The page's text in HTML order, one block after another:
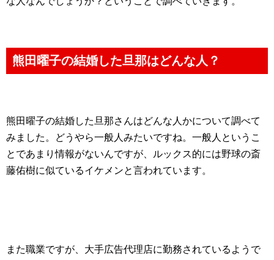
熊田曜子の結婚した旦那はどんな人？
熊田曜子の結婚した旦那さんはどんな人かについて調べて
みました。どうやら一般人みたいですね。一般人というこ
とであまり情報がないんですが、ルックス的には野球の斎
藤佑樹に似ているイケメンと言われています。
また職業ですが、大手広告代理店に勤務されているようで